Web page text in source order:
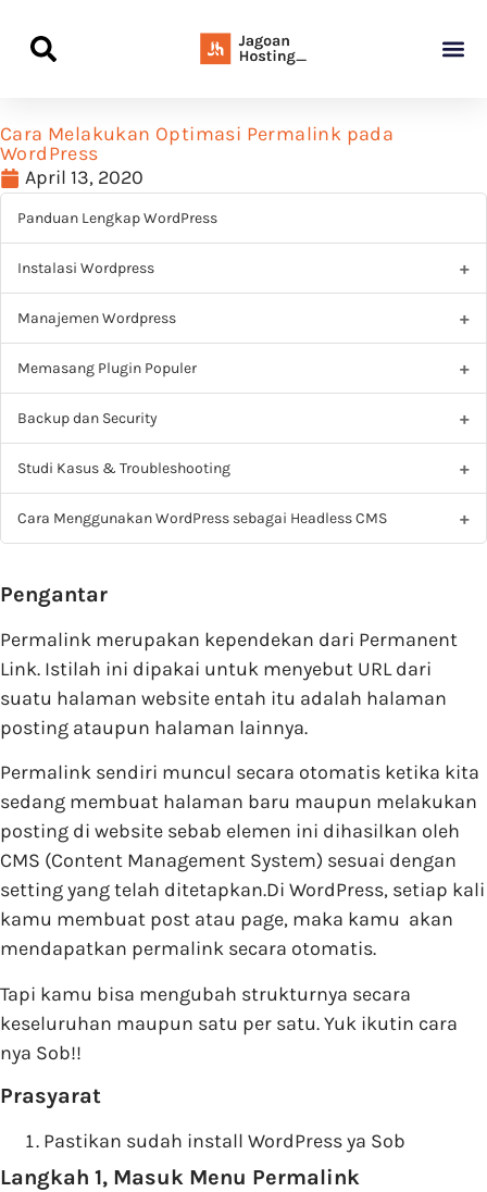
Cara Melakukan Optimasi Permalink pada
WordPress
April 13, 2020
Panduan Lengkap WordPress
Instalasi Wordpress
Manajemen Wordpress
Memasang Plugin Populer
Backup dan Security
Studi Kasus & Troubleshooting
Cara Menggunakan WordPress sebagai Headless CMS
Pengantar
Permalink merupakan kependekan dari Permanent
Link. Istilah ini dipakai untuk menyebut URL dari
suatu halaman website entah itu adalah halaman
posting ataupun halaman lainnya.
Permalink sendiri muncul secara otomatis ketika kita
sedang membuat halaman baru maupun melakukan
posting di website sebab elemen ini dihasilkan oleh
CMS (Content Management System) sesuai dengan
setting yang telah ditetapkan.Di WordPress, setiap kali
kamu membuat post atau page, maka kamu akan
mendapatkan permalink secara otomatis.
Tapi kamu bisa mengubah strukturnya secara
keseluruhan maupun satu per satu. Yuk ikutin cara
nya Sob!!
Prasyarat
Pastikan sudah install WordPress ya Sob
Langkah 1, Masuk Menu Permalink